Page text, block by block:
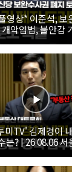
영상* 이준석, 보
악입법, 불안감
당 보완수사권
TV' 김제경이
는? | 26.08.06 서